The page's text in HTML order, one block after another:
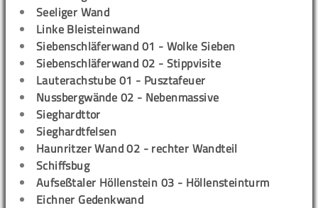
Seeliger Wand
Linke Bleisteinwand
Siebenschläferwand 01 - Wolke Sieben
Siebenschläferwand 02 - Stippvisite
Lauterachstube 01 - Pusztafeuer
Nussbergwände 02 - Nebenmassive
Sieghardttor
Sieghardtfelsen
Haunritzer Wand 02 - rechter Wandteil
Schiffsbug
Aufseßtaler Höllenstein 03 - Höllensteinturm
Eichner Gedenkwand